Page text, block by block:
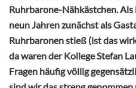
Ruhrbarone-Nähkästchen.
neun Jahren zunächst als
Ruhrbaronen stieß (ist das
da waren der Kollege Stefan
Fragen häufig völlig